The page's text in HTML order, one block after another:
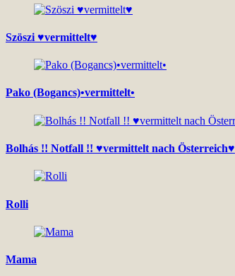
Szöszi ♥vermittelt♥
Pako (Bogancs)•vermittelt•
Bolhás !! Notfall !! ♥vermittelt nach Österreich♥
Rolli
Mama